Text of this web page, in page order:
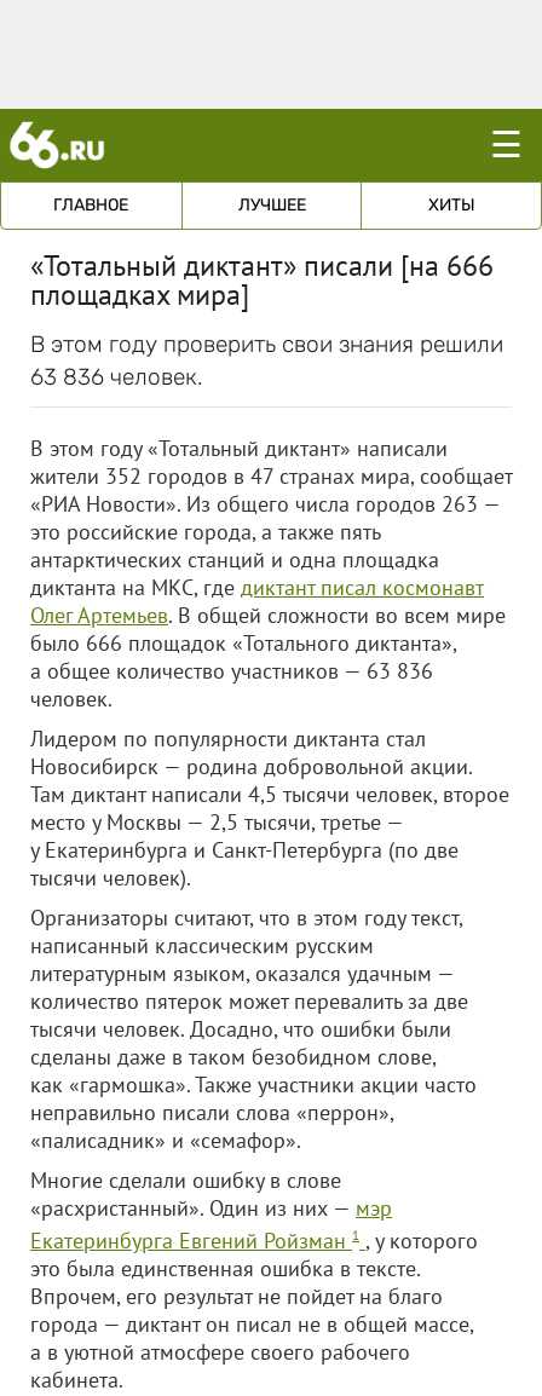
☰
ГЛАВНОЕ ЛУЧШЕЕ ХИТЫ
«Тотальный диктант» писали [на 666
площадках мира]
В этом году проверить свои знания решили
63 836 человек.
В этом году «Тотальный диктант» написали
жители 352 городов в 47 странах мира, сообщает
«РИА Новости». Из общего числа городов 263 —
это российские города, а также пять
антарктических станций и одна площадка
диктанта на МКС, где диктант писал космонавт
Олег Артемьев. В общей сложности во всем мире
было 666 площадок «Тотального диктанта»,
а общее количество участников — 63 836
человек.
Лидером по популярности диктанта стал
Новосибирск — родина добровольной акции.
Там диктант написали 4,5 тысячи человек, второе
место у Москвы — 2,5 тысячи, третье —
у Екатеринбурга и Санкт-Петербурга (по две
тысячи человек).
Организаторы считают, что в этом году текст,
написанный классическим русским
литературным языком, оказался удачным —
количество пятерок может перевалить за две
тысячи человек. Досадно, что ошибки были
сделаны даже в таком безобидном слове,
как «гармошка». Также участники акции часто
неправильно писали слова «перрон»,
«палисадник» и «семафор».
Многие сделали ошибку в слове
«расхристанный». Один из них — мэр
Екатеринбурга Евгений Ройзман 1 , у которого
это была единственная ошибка в тексте.
Впрочем, его результат не пойдет на благо
города — диктант он писал не в общей массе,
а в уютной атмосфере своего рабочего
кабинета.